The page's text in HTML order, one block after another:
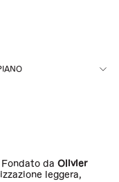
da Olivier
leggera,